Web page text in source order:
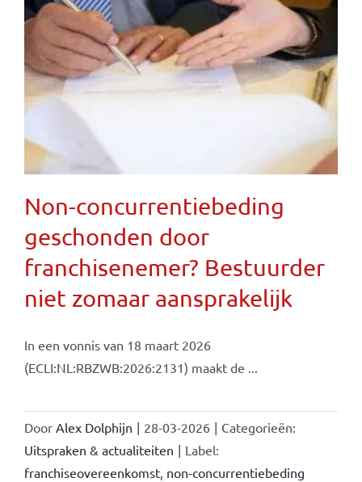
Non-concurrentiebeding
geschonden door
franchisenemer? Bestuurder
niet zomaar aansprakelijk
In een vonnis van 18 maart 2026
(ECLI:NL:RBZWB:2026:2131) maakt de ...
Door Alex Dolphijn | 28-03-2026 | Categorieën:
Uitspraken & actualiteiten | Label:
franchiseovereenkomst, non-concurrentiebeding